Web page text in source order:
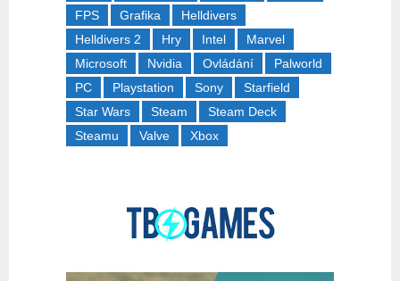
FPS
Grafika
Helldivers
Helldivers 2
Hry Intel
Marvel
Microsoft
Nvidia Ovládání
Palworld
PC
Playstation Sony
Starfield
Star Wars
Steam
Steam Deck
Steamu
Valve Xbox